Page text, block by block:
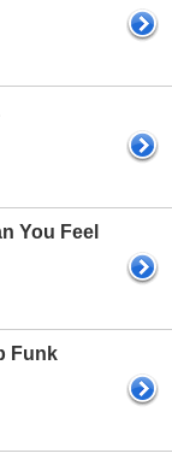
You Feel
Funk